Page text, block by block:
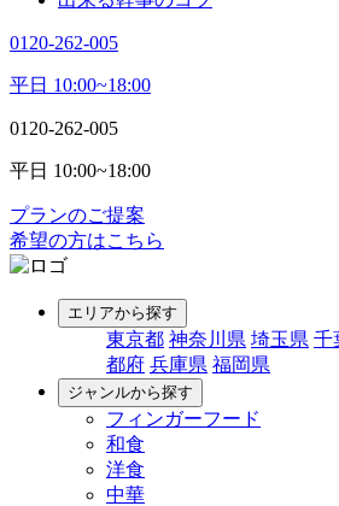
0120-262-005
平日 10:00~18:00
0120-262-005
平日 10:00~18:00
プランのご提案
希望の方はこちら
エリアから探す
東京都 神奈川県 埼玉県 千
都府 兵庫県 福岡県
ジャンルから探す
フィンガーフード
和食
洋食
中華